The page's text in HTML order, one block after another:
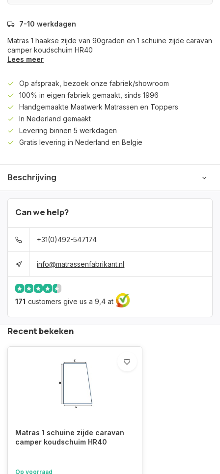
7-10 werkdagen
Matras 1 haakse zijde van 90graden en 1 schuine zijde caravan
camper koudschuim HR40
Lees meer
Op afspraak, bezoek onze fabriek/showroom
100% in eigen fabriek gemaakt, sinds 1996
Handgemaakte Maatwerk Matrassen en Toppers
In Nederland gemaakt
Levering binnen 5 werkdagen
Gratis levering in Nederland en Belgie
Beschrijving
Can we help?
+31(0)492-547174
info@matrassenfabrikant.nl
171 customers give us a 9,4 at
Recent bekeken
Matras 1 schuine zijde caravan
camper koudschuim HR40
Op voorraad